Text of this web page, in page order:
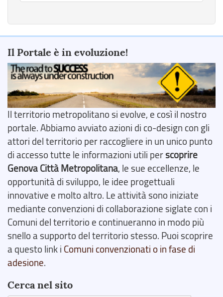
Il Portale è in evoluzione!
Il territorio metropolitano si evolve, e così il nostro
portale. Abbiamo avviato azioni di co-design con gli
attori del territorio per raccogliere in un unico punto
di accesso tutte le informazioni utili perscoprire
Genova Città Metropolitana, le sue eccellenze, le
opportunità di sviluppo, le idee progettuali
innovative e molto altro. Le attività sono iniziate
mediante convenzioni di collaborazione siglate con i
Comuni del territorio e continueranno in modo più
snello a supporto del territorio stesso. Puoi scoprire
a questo link i Comuni convenzionati o in fase di
adesione.
Cerca nel sito